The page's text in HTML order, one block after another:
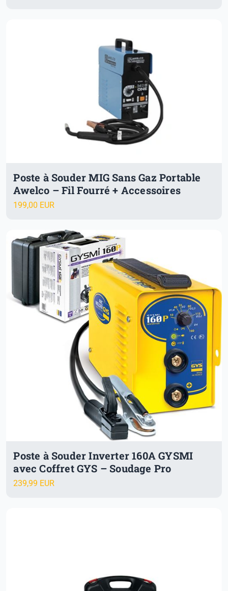
Poste à Souder MIG Sans Gaz Portable
Awelco – Fil Fourré + Accessoires
199,00 EUR
Poste à Souder Inverter 160A GYSMI
avec Coffret GYS – Soudage Pro
239,99 EUR